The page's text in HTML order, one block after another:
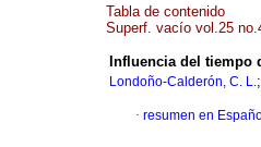
Tabla de contenido
Superf. vacío vol.25
Influencia del tiempo
Londoño-Calderón, C. L.;
· resumen en